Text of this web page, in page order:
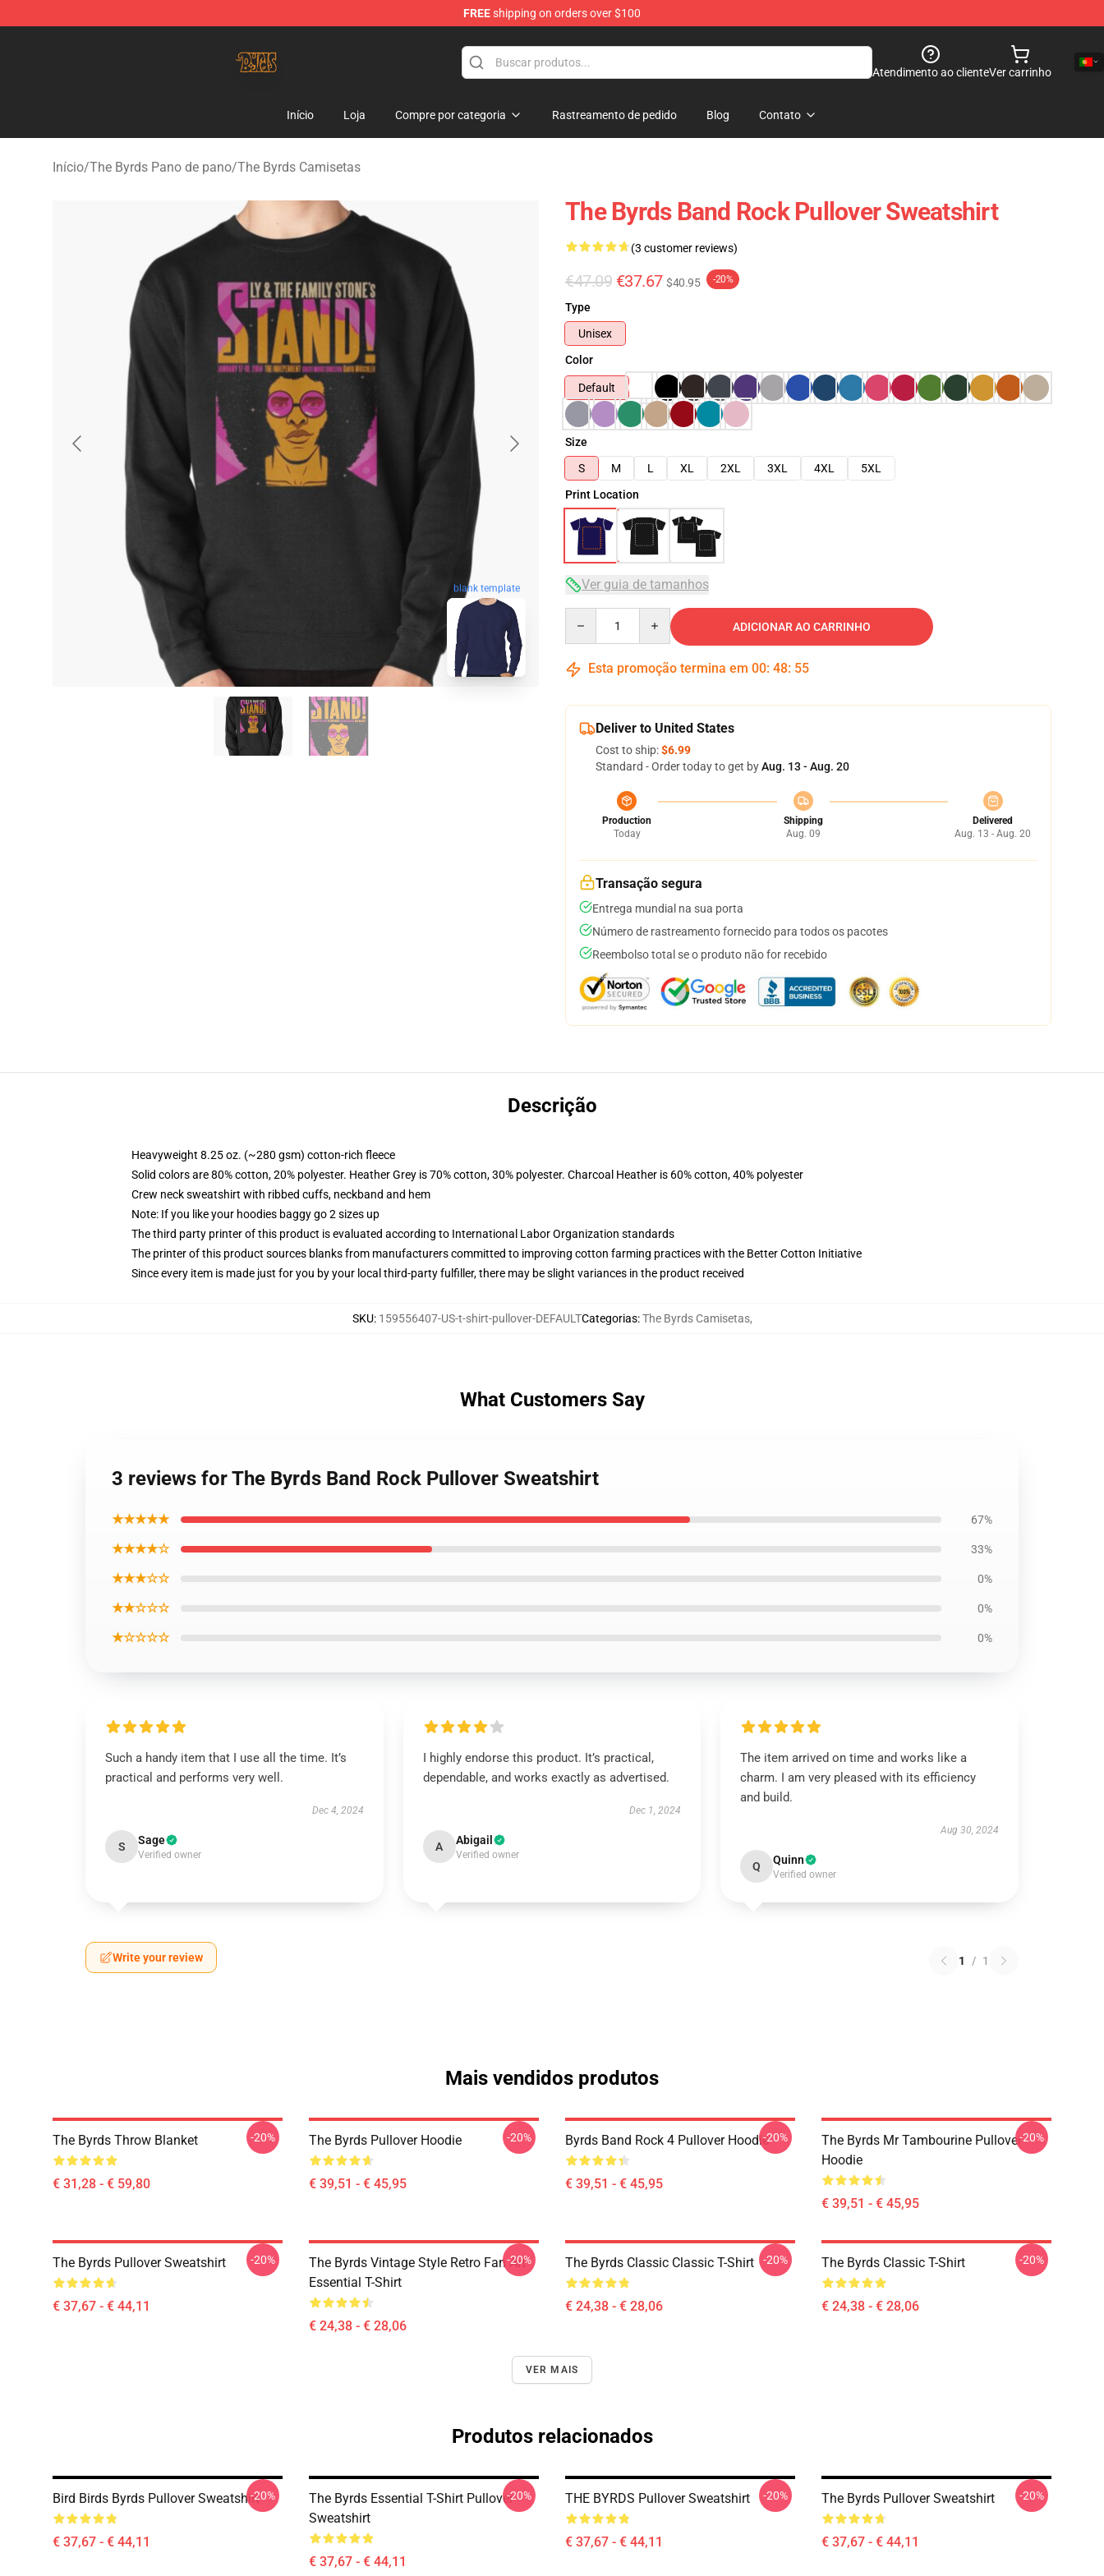
FREEshipping on orders over $100
Atendimento ao clienteVer carrinho
Início Loja Compre por categoria Rastreamento de pedido Blog Contato
Início/The Byrds Pano de pano/The Byrds Camisetas
blank template
The Byrds Band Rock Pullover Sweatshirt
(3 customer reviews)
€47.09 €37.67 $40.95 -20%
Type
Unisex
Color
Default
Size
S
M L XL 2XL 3XL 4XL
5XL
Print Location
Ver guia de tamanhos
ADICIONAR AO CARRINHO
Esta promoção termina em 00: 48: 54
Deliver to United States
Cost to ship:$6.99
Standard - Order today to get byAug. 13 - Aug. 20
Production
Today
Shipping
Aug. 09
Delivered
Aug. 13 - Aug. 20
Transação segura
Entrega mundial na sua porta
Número de rastreamento fornecido para todos os pacotes
Reembolso total se o produto não for recebido
Descrição
Heavyweight 8.25 oz. (~280 gsm) cotton-rich fleece
Solid colors are 80% cotton, 20% polyester. Heather Grey is 70% cotton, 30% polyester. Charcoal Heather is 60% cotton, 40% polyester
Crew neck sweatshirt with ribbed cuffs, neckband and hem
Note: If you like your hoodies baggy go 2 sizes up
The third party printer of this product is evaluated according to International Labor Organization standards
The printer of this product sources blanks from manufacturers committed to improving cotton farming practices with the Better Cotton Initiative
Since every item is made just for you by your local third-party fulfiller, there may be slight variances in the product received
SKU: 159556407-US-t-shirt-pullover-DEFAULTCategorias:The Byrds Camisetas,
What Customers Say
3 reviews for The Byrds Band Rock Pullover Sweatshirt
★★★★★ 67%
★★★★☆ 33%
★★★☆☆ 0%
★★☆☆☆ 0%
★☆☆☆☆ 0%
Such a handy item that I use all the time. It’s
practical and performs very well.
Dec 4, 2024
S Sage
Verified owner
I highly endorse this product. It’s practical,
dependable, and works exactly as advertised.
Dec 1, 2024
A Abigail
Verified owner
The item arrived on time and works like a
charm. I am very pleased with its efficiency
and build.
Aug 30, 2024
Q Quinn
Verified owner
Write your review 1 / 1
Mais vendidos produtos
The Byrds Throw Blanket
€ 31,28 - € 59,80
-20% The Byrds Pullover Hoodie
€ 39,51 - € 45,95
-20% Byrds Band Rock 4 Pullover Hoodie
€ 39,51 - € 45,95
-20%
The Byrds Mr Tambourine Pullover
Hoodie
€ 39,51 - € 45,95
-20%
The Byrds Pullover Sweatshirt
€ 37,67 - € 44,11
-20%
The Byrds Vintage Style Retro Fan Art
Essential T-Shirt
€ 24,38 - € 28,06
-20% The Byrds Classic Classic T-Shirt
€ 24,38 - € 28,06
-20% The Byrds Classic T-Shirt
€ 24,38 - € 28,06
-20%
VER MAIS
Produtos relacionados
Bird Birds Byrds Pullover Sweatshirt
€ 37,67 - € 44,11
-20%
The Byrds Essential T-Shirt Pullover
Sweatshirt
€ 37,67 - € 44,11
-20% THE BYRDS Pullover Sweatshirt
€ 37,67 - € 44,11
-20% The Byrds Pullover Sweatshirt
€ 37,67 - € 44,11
-20%